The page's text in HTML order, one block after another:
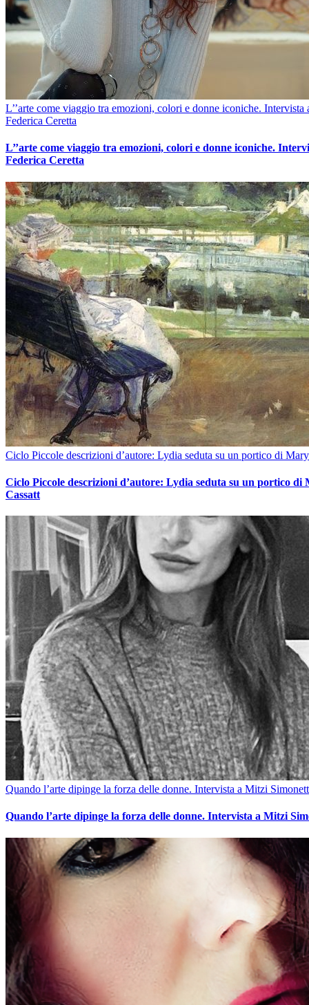
L’’arte come viaggio tra emozioni, colori e donne iconiche. Intervista
Federica Ceretta
L’’arte come viaggio tra emozioni, colori e donne iconiche.
Federica Ceretta
Ciclo Piccole descrizioni d’autore: Lydia seduta su un portico di
Ciclo Piccole descrizioni d’autore: Lydia seduta su un portico di
Cassatt
Quando l’arte dipinge la forza delle donne. Intervista a Mitzi
Quando l’arte dipinge la forza delle donne. Intervista a Mitzi